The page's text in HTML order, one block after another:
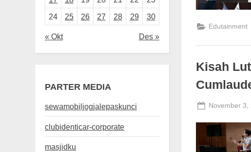
Edutainment
Kisah
Posted
November 3,
24
25 26 27 28 29 30
« Okt Des »
PARTER MEDIA
sewamobiljogjalepaskunci
clubidenticar-corporate
masjidku